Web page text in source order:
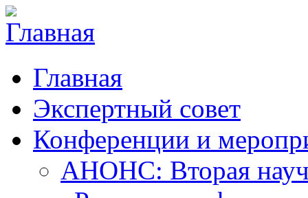
Главная
Экспертный совет
Конференции и
АНОНС: Вторая